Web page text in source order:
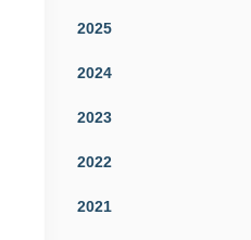
2025
2024
2023
2022
2021